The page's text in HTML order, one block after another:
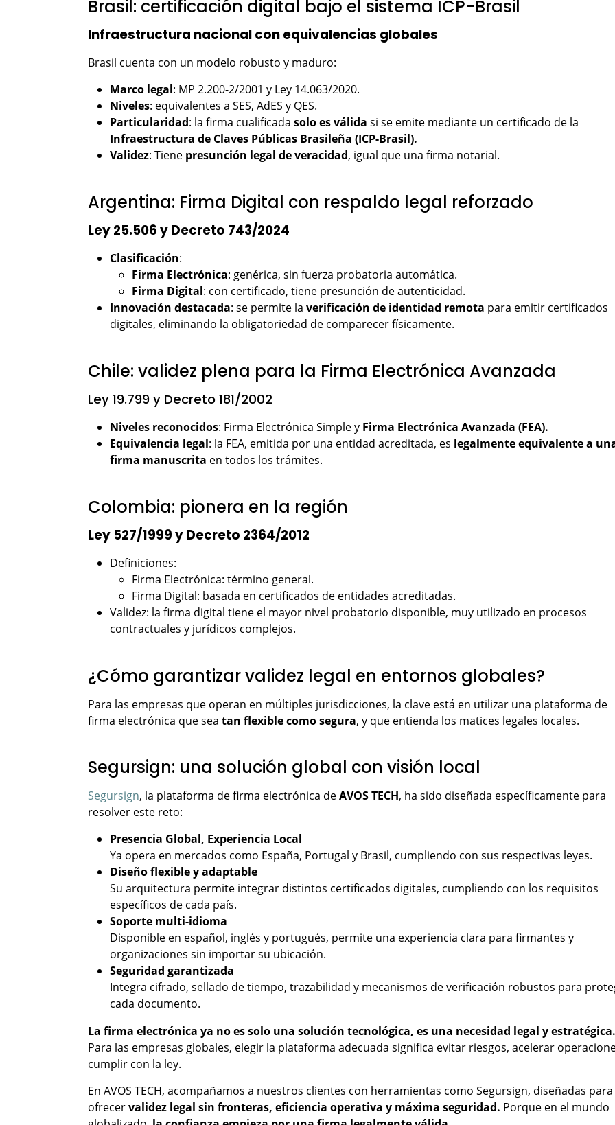
Brasil: certificación digital bajo el sistema ICP-Brasil
Infraestructura nacional con equivalencias globales
Brasil cuenta con un modelo robusto y maduro:
Marco legal: MP 2.200-2/2001 y Ley 14.063/2020.
Niveles: equivalentes a SES, AdES y QES.
Particularidad: la firma cualificada solo es válida si se emite mediante un certificado de la
Infraestructura de Claves Públicas Brasileña (ICP-Brasil).
Validez: Tiene presunción legal de veracidad, igual que una firma notarial.
Argentina: Firma Digital con respaldo legal reforzado
Ley 25.506 y Decreto 743/2024
Clasificación:
Firma Electrónica: genérica, sin fuerza probatoria automática.
Firma Digital: con certificado, tiene presunción de autenticidad.
Innovación destacada: se permite la verificación de identidad remota para emitir certificados
digitales, eliminando la obligatoriedad de comparecer físicamente.
Chile: validez plena para la Firma Electrónica Avanzada
Ley 19.799 y Decreto 181/2002
Niveles reconocidos: Firma Electrónica Simple y Firma Electrónica Avanzada (FEA).
Equivalencia legal: la FEA, emitida por una entidad acreditada, es legalmente equivalente a
firma manuscrita en todos los trámites.
Colombia: pionera en la región
Ley 527/1999 y Decreto 2364/2012
Definiciones:
Firma Electrónica: término general.
Firma Digital: basada en certificados de entidades acreditadas.
Validez: la firma digital tiene el mayor nivel probatorio disponible, muy utilizado en procesos
contractuales y jurídicos complejos.
¿Cómo garantizar validez legal en entornos globales?
Para las empresas que operan en múltiples jurisdicciones, la clave está en utilizar una plataforma de
firma electrónica que sea tan flexible como segura, y que entienda los matices legales locales.
Segursign: una solución global con visión local
Segursign, la plataforma de firma electrónica deAVOS TECH, ha sido diseñada específicamente para
resolver este reto:
Presencia Global, Experiencia Local
Ya opera en mercados como España, Portugal y Brasil, cumpliendo con sus respectivas leyes.
Diseño flexible y adaptable
Su arquitectura permite integrar distintos certificados digitales, cumpliendo con los requisitos
específicos de cada país.
Soporte multi-idioma
Disponible en español, inglés y portugués, permite una experiencia clara para firmantes y
organizaciones sin importar su ubicación.
Seguridad garantizada
Integra cifrado, sellado de tiempo, trazabilidad y mecanismos de verificación robustos para
cada documento.
La firma electrónica ya no es solo una solución tecnológica, es una necesidad legal y estratégica.
Para las empresas globales, elegir la plataforma adecuada significa evitar riesgos, acelerar
cumplir con la ley.
En AVOS TECH, acompañamos a nuestros clientes con herramientas como Segursign, diseñadas para
ofrecervalidez legal sin fronteras, eficiencia operativa y máxima seguridad. Porque en el mundo